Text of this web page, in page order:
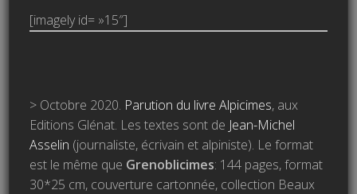
[imagely id= »15″]
> Octobre 2020. Parution du livre Alpicimes, aux
Editions Glénat. Les textes sont de Jean-Michel
Asselin (journaliste, écrivain et alpiniste). Le format
est le même que Grenoblicimes: 144 pages, format
30*25 cm, couverture cartonnée, collection Beaux